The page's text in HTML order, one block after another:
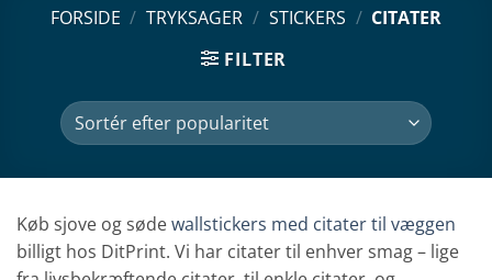
FORSIDE / TRYKSAGER / STICKERS / CITATER
FILTER
Køb sjove og sødewallstickers med citater til væggen
billigt hos DitPrint. Vi har citater til enhver smag – lige